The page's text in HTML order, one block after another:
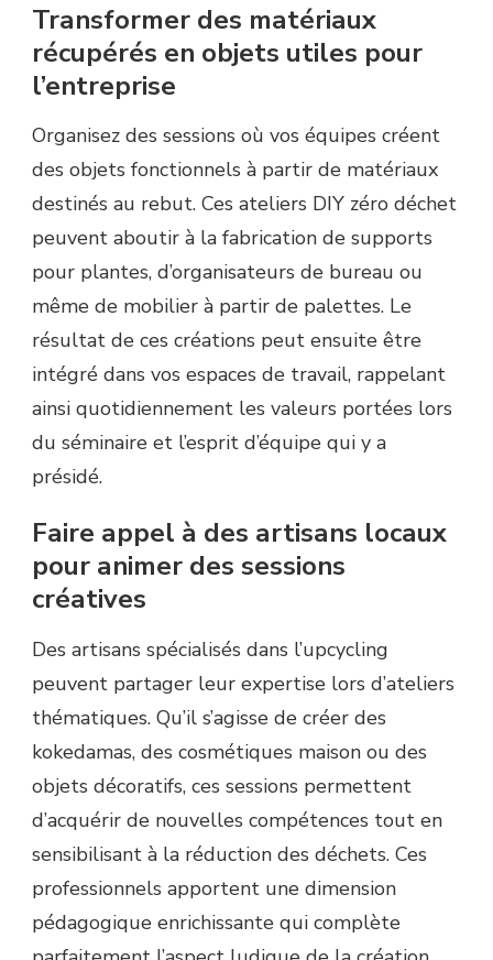
Transformer des matériaux
récupérés en objets utiles pour
l’entreprise
Organisez des sessions où vos équipes créent
des objets fonctionnels à partir de matériaux
destinés au rebut. Ces ateliers DIY zéro déchet
peuvent aboutir à la fabrication de supports
pour plantes, d’organisateurs de bureau ou
même de mobilier à partir de palettes. Le
résultat de ces créations peut ensuite être
intégré dans vos espaces de travail, rappelant
ainsi quotidiennement les valeurs portées lors
du séminaire et l’esprit d’équipe qui y a
présidé.
Faire appel à des artisans locaux
pour animer des sessions
créatives
Des artisans spécialisés dans l’upcycling
peuvent partager leur expertise lors d’ateliers
thématiques. Qu’il s’agisse de créer des
kokedamas, des cosmétiques maison ou des
objets décoratifs, ces sessions permettent
d’acquérir de nouvelles compétences tout en
sensibilisant à la réduction des déchets. Ces
professionnels apportent une dimension
pédagogique enrichissante qui complète